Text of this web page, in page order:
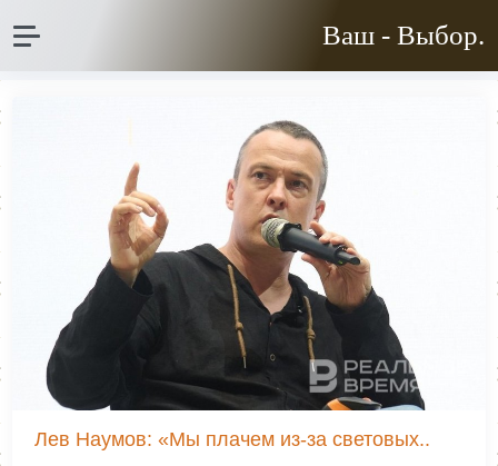
Ваш - Выбор.
Лев Наумов: «Мы плачем из-за световых..